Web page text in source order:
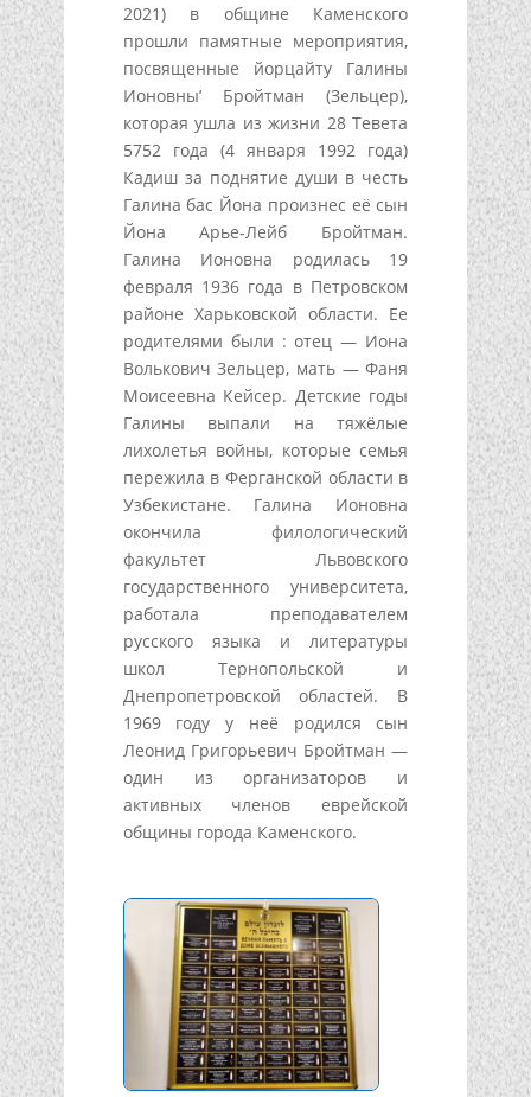
2021) в общине Каменского
прошли памятные мероприятия,
посвященные йорцайту Галины
Ионовны’ Бройтман (Зельцер),
которая ушла из жизни 28 Тевета
5752 года (4 января 1992 года)
Кадиш за поднятие души в честь
Галина бас Йона произнес её сын
Йона Арье-Лейб Бройтман.
Галина Ионовна родилась 19
февраля 1936 года в Петровском
районе Харьковской области. Ее
родителями были : отец — Иона
Волькович Зельцер, мать — Фаня
Моисеевна Кейсер. Детские годы
Галины выпали на тяжёлые
лихолетья войны, которые семья
пережила в Ферганской области в
Узбекистане. Галина Ионовна
окончила филологический
факультет Львовского
государственного университета,
работала преподавателем
русского языка и литературы
школ Тернопольской и
Днепропетровской областей. В
1969 году у неё родился сын
Леонид Григорьевич Бройтман —
один из организаторов и
активных членов еврейской
общины города Каменского.